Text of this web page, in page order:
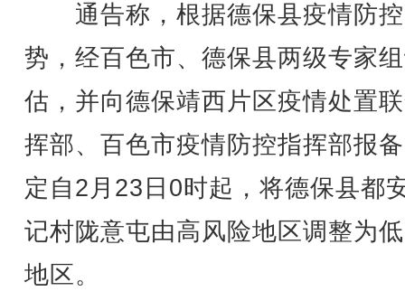
通告称，根据德保县疫情防
势，经百色市、德保县两级专家
估，并向德保靖西片区疫情处置
挥部、百色市疫情防控指挥部报
定自2月23日0时起，将德保县都
记村陇意屯由高风险地区调整为
地区。